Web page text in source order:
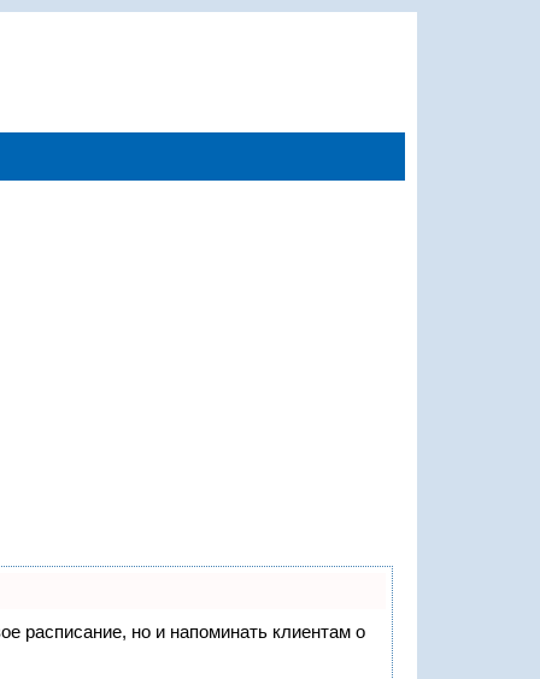
расписание, но и напоминать клиентам о